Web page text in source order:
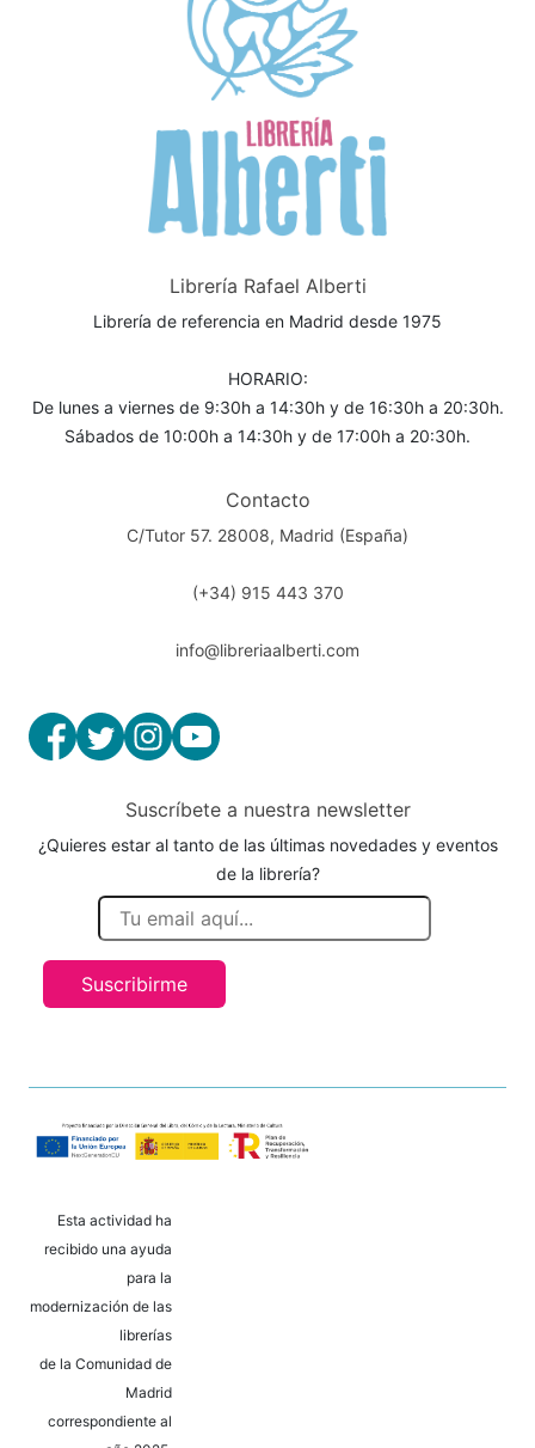
Librería Rafael Alberti
Librería de referencia en Madrid desde 1975
HORARIO:
De lunes a viernes de 9:30h a 14:30h y de 16:30h a 20:30h.
Sábados de 10:00h a 14:30h y de 17:00h a 20:30h.
Contacto
C/Tutor 57. 28008, Madrid (España)
(+34) 915 443 370
info@libreriaalberti.com
Suscríbete a nuestra newsletter
¿Quieres estar al tanto de las últimas novedades y eventos
de la librería?
Suscribirme
Esta actividad ha
recibido una ayuda
para la
modernización de las
librerías
de la Comunidad de
Madrid
correspondiente al